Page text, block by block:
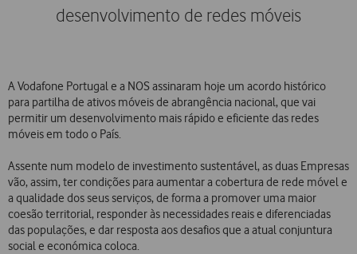
desenvolvimento de redes móveis
A Vodafone Portugal e a NOS assinaram hoje um acordo histórico
para partilha de ativos móveis de abrangência nacional, que vai
permitir um desenvolvimento mais rápido e eficiente das redes
móveis em todo o País.
Assente num modelo de investimento sustentável, as duas Empresas
vão, assim, ter condições para aumentar a cobertura de rede móvel e
a qualidade dos seus serviços, de forma a promover uma maior
coesão territorial, responder às necessidades reais e diferenciadas
das populações, e dar resposta aos desafios que a atual conjuntura
social e económica coloca.